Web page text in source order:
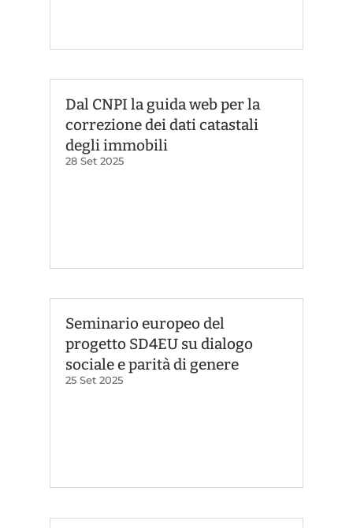
Dal CNPI la guida web per la
correzione dei dati catastali
degli immobili
28 Set 2025
Seminario europeo del
progetto SD4EU su dialogo
sociale e parità di genere
25 Set 2025